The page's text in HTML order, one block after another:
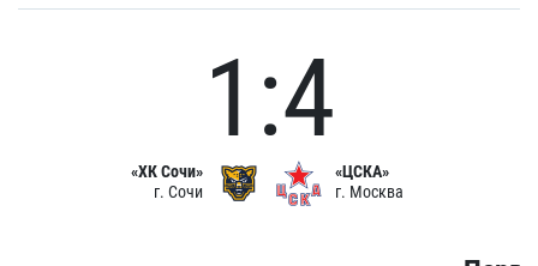
«ХК Сочи»
г. Сочи
1:4
«ЦСКА»
г. Москва